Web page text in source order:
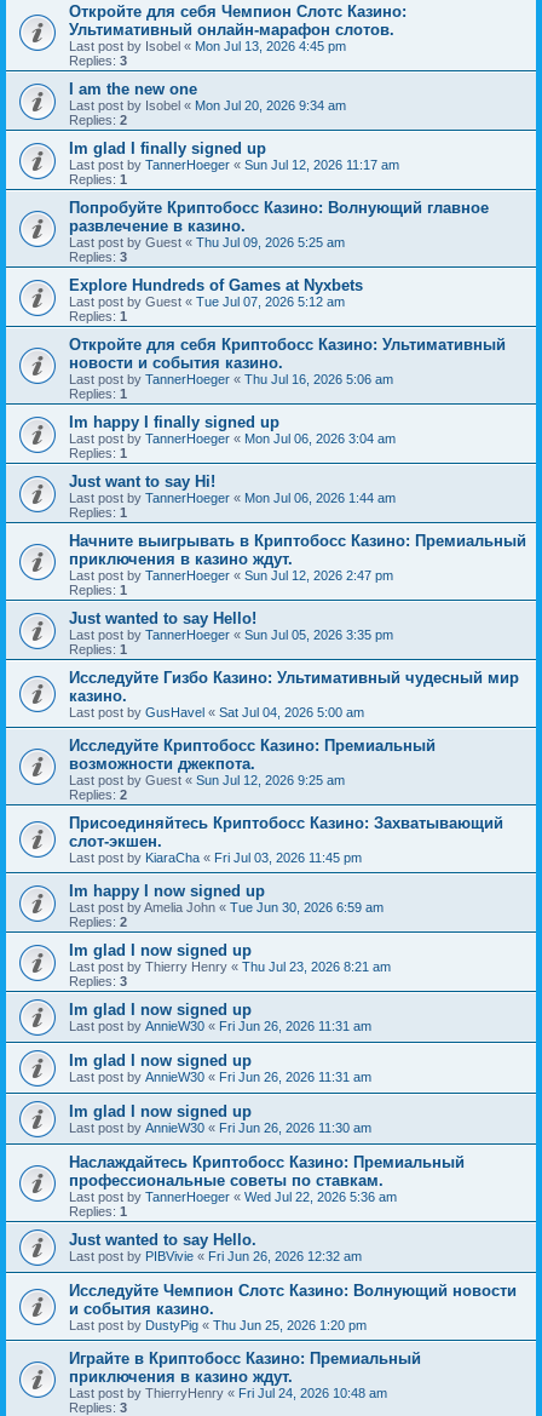
Откройте для себя Чемпион Слотс Казино:
Ультимативный онлайн-марафон слотов.
Last post by Isobel « Mon Jul 13, 2026 4:45 pm
Replies: 3
I am the new one
Last post by Isobel « Mon Jul 20, 2026 9:34 am
Replies: 2
Im glad I finally signed up
Last post by TannerHoeger « Sun Jul 12, 2026 11:17 am
Replies: 1
Попробуйте Криптобосс Казино: Волнующий главное
развлечение в казино.
Last post by Guest « Thu Jul 09, 2026 5:25 am
Replies: 3
Explore Hundreds of Games at Nyxbets
Last post by Guest « Tue Jul 07, 2026 5:12 am
Replies: 1
Откройте для себя Криптобосс Казино: Ультимативный
новости и события казино.
Last post by TannerHoeger « Thu Jul 16, 2026 5:06 am
Replies: 1
Im happy I finally signed up
Last post by TannerHoeger « Mon Jul 06, 2026 3:04 am
Replies: 1
Just want to say Hi!
Last post by TannerHoeger « Mon Jul 06, 2026 1:44 am
Replies: 1
Начните выигрывать в Криптобосс Казино: Премиальный
приключения в казино ждут.
Last post by TannerHoeger « Sun Jul 12, 2026 2:47 pm
Replies: 1
Just wanted to say Hello!
Last post by TannerHoeger « Sun Jul 05, 2026 3:35 pm
Replies: 1
Исследуйте Гизбо Казино: Ультимативный чудесный мир
казино.
Last post by GusHavel « Sat Jul 04, 2026 5:00 am
Исследуйте Криптобосс Казино: Премиальный
возможности джекпота.
Last post by Guest « Sun Jul 12, 2026 9:25 am
Replies: 2
Присоединяйтесь Криптобосс Казино: Захватывающий
слот-экшен.
Last post by KiaraCha « Fri Jul 03, 2026 11:45 pm
Im happy I now signed up
Last post byAmelia John « Tue Jun 30, 2026 6:59 am
Replies: 2
Im glad I now signed up
Last post by Thierry Henry « Thu Jul 23, 2026 8:21 am
Replies: 3
Im glad I now signed up
Last post by AnnieW30 « Fri Jun 26, 2026 11:31 am
Im glad I now signed up
Last post by AnnieW30 « Fri Jun 26, 2026 11:31 am
Im glad I now signed up
Last post by AnnieW30 « Fri Jun 26, 2026 11:30 am
Наслаждайтесь Криптобосс Казино: Премиальный
профессиональные советы по ставкам.
Last post by TannerHoeger « Wed Jul 22, 2026 5:36 am
Replies: 1
Just wanted to say Hello.
Last post by PIBVivie « Fri Jun 26, 2026 12:32 am
Исследуйте Чемпион Слотс Казино: Волнующий новости
и события казино.
Last post by DustyPig « Thu Jun 25, 2026 1:20 pm
Играйте в Криптобосс Казино: Премиальный
приключения в казино ждут.
Last post by ThierryHenry « Fri Jul 24, 2026 10:48 am
Replies: 3